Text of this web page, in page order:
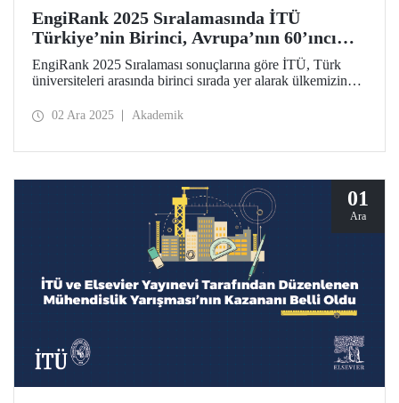
EngiRank 2025 Sıralamasında İTÜ
Türkiye’nin Birinci, Avrupa’nın 60’ıncı
Mühendislik Üniversitesi!
EngiRank 2025 Sıralaması sonuçlarına göre İTÜ, Türk
üniversiteleri arasında birinci sırada yer alarak ülkemizin
sıralamada 60’ıncı sırada yer alan üniversitemiz
02 Ara 2025 Akademik
01
Ara